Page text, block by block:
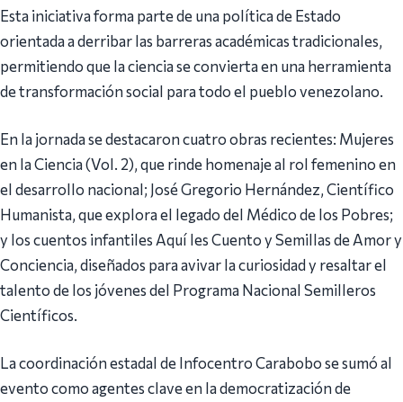
Esta iniciativa forma parte de una política de Estado
orientada a derribar las barreras académicas tradicionales,
permitiendo que la ciencia se convierta en una herramienta
de transformación social para todo el pueblo venezolano.
En la jornada se destacaron cuatro obras recientes: Mujeres
en la Ciencia (Vol. 2), que rinde homenaje al rol femenino en
el desarrollo nacional; José Gregorio Hernández, Científico
Humanista, que explora el legado del Médico de los Pobres;
y los cuentos infantiles Aquí les Cuento y Semillas de Amor y
Conciencia, diseñados para avivar la curiosidad y resaltar el
talento de los jóvenes del Programa Nacional Semilleros
Científicos.
La coordinación estadal de Infocentro Carabobo se sumó al
evento como agentes clave en la democratización de